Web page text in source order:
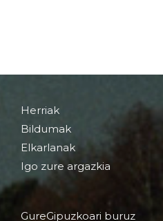
Herriak
Bildumak
Elkarlanak
Igo zure argazkia
GureGipuzkoari buruz